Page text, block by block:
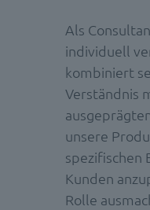
Als
individuell
kombiniert
Verständnis
unsere
spezifischen
Kunden
Rolle